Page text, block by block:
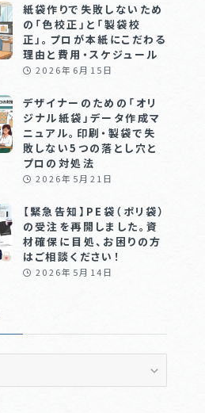
紙袋作りで失敗しないため
の「色校正」と「製袋校
正」。プロが本紙にこだわる
理由と費用・スケジュール
2026年6月15日
デザイナーのための「オリ
ジナル紙袋」データ作成マ
ニュアル。印刷・製袋で失
敗しない5つの落とし穴と
プロの対処法
2026年5月21日
【緊急告知】PE袋（ポリ袋）
の受注を再開しました。資
材確保に目処、お困りの方
はご相談ください！
2026年5月14日